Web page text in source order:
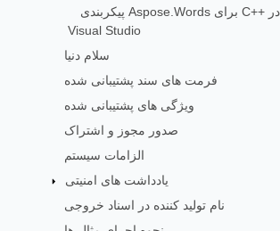
پیکربندی Aspose.Words برای C++ در
Visual Studio
سلام دنیا
فرمت های سند پشتیبانی شده
ویژگی های پشتیبانی شده
صدور مجوز و اشتراک
الزامات سیستم
یادداشت های امنیتی
نام تولید کننده در اسناد خروجی